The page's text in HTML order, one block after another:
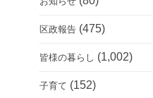
区政報告 (475)
皆様の暮らし (1,002)
子育て (152)